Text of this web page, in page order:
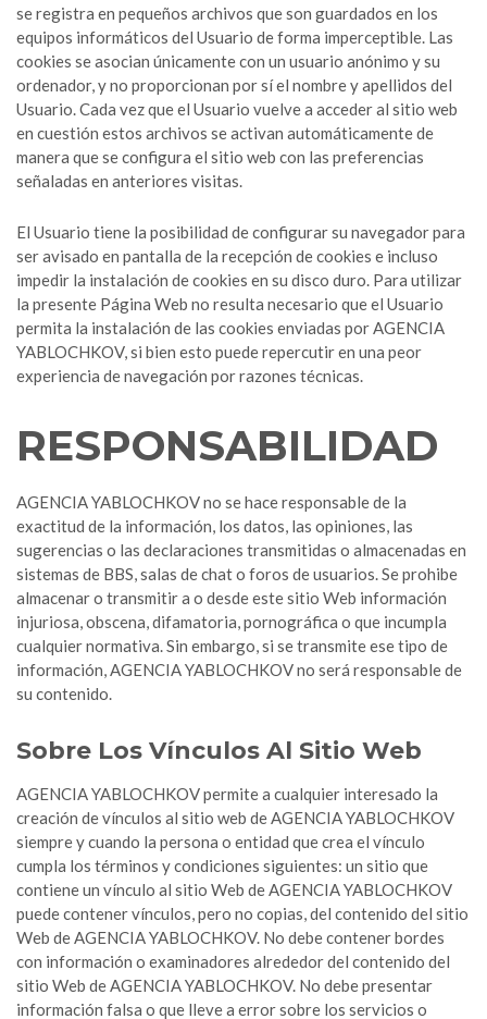
se registra en pequeños archivos que son guardados en los
equipos informáticos del Usuario de forma imperceptible. Las
cookies se asocian únicamente con un usuario anónimo y su
ordenador, y no proporcionan por sí el nombre y apellidos del
Usuario. Cada vez que el Usuario vuelve a acceder al sitio web
en cuestión estos archivos se activan automáticamente de
manera que se configura el sitio web con las preferencias
señaladas en anteriores visitas.
El Usuario tiene la posibilidad de configurar su navegador para
ser avisado en pantalla de la recepción de cookies e incluso
impedir la instalación de cookies en su disco duro. Para utilizar
la presente Página Web no resulta necesario que el Usuario
permita la instalación de las cookies enviadas por AGENCIA
YABLOCHKOV, si bien esto puede repercutir en una peor
experiencia de navegación por razones técnicas.
RESPONSABILIDAD
AGENCIA YABLOCHKOV no se hace responsable de la
exactitud de la información, los datos, las opiniones, las
sugerencias o las declaraciones transmitidas o almacenadas en
sistemas de BBS, salas de chat o foros de usuarios. Se prohibe
almacenar o transmitir a o desde este sitio Web información
injuriosa, obscena, difamatoria, pornográfica o que incumpla
cualquier normativa. Sin embargo, si se transmite ese tipo de
información, AGENCIA YABLOCHKOV no será responsable de
su contenido.
Sobre Los Vínculos Al Sitio Web
AGENCIA YABLOCHKOV permite a cualquier interesado la
creación de vínculos al sitio web de AGENCIA YABLOCHKOV
siempre y cuando la persona o entidad que crea el vínculo
cumpla los términos y condiciones siguientes: un sitio que
contiene un vínculo al sitio Web de AGENCIA YABLOCHKOV
puede contener vínculos, pero no copias, del contenido del sitio
Web de AGENCIA YABLOCHKOV. No debe contener bordes
con información o examinadores alrededor del contenido del
sitio Web de AGENCIA YABLOCHKOV. No debe presentar
información falsa o que lleve a error sobre los servicios o